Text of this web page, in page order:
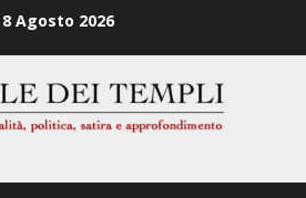
8 Agosto 2026